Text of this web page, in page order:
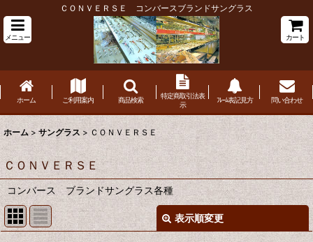
ＣＯＮＶＥＲＳＥ コンバースブランドサングラス
メニュー カート
ホーム ご利用案内 商品検索
特定商取引法表
示
ﾌﾚｰﾑ表記見方 問い合わせ
ホーム > サングラス > ＣＯＮＶＥＲＳＥ
ＣＯＮＶＥＲＳＥ
コンバース ブランドサングラス各種
表示順変更